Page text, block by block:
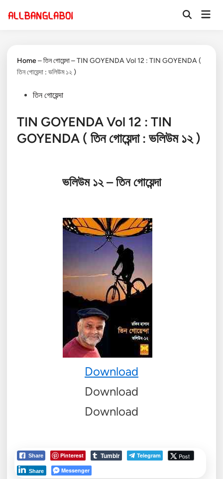
OpenMain
Home–তিন গোয়েন্দা–TIN GOYENDA Vol 12 : TIN GOYENDA (
তিন গোয়েন্দা : ভলিউম ১২ )
Postedতিন গোয়েন্দা
TIN GOYENDA Vol 12 : TIN
GOYENDA ( তিন গোয়েন্দা : ভলিউম ১২ )
ভলিউম ১২ –তিন গোয়েন্দা
Download
Download
Download
Share Pinterest Tumblr Telegram Post
Share Messenger